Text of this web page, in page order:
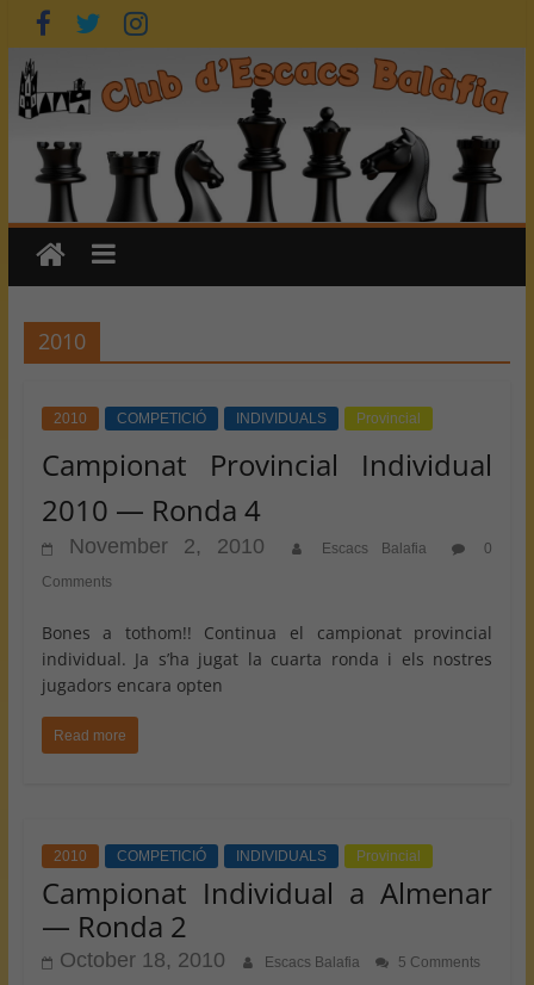
Skip
to
content
2010
2010 COMPETICIÓ INDIVIDUALS Provincial
Campionat Provincial Individual
2010 — Ronda 4
November 2, 2010 Escacs Balafia
0
Comments
Bones a tothom!! Continua el campionat provincial
individual. Ja s’ha jugat la cuarta ronda i els nostres
jugadors encara opten
Read more
2010 COMPETICIÓ INDIVIDUALS Provincial
Campionat Individual a Almenar
— Ronda 2
October 18, 2010 Escacs Balafia 5 Comments